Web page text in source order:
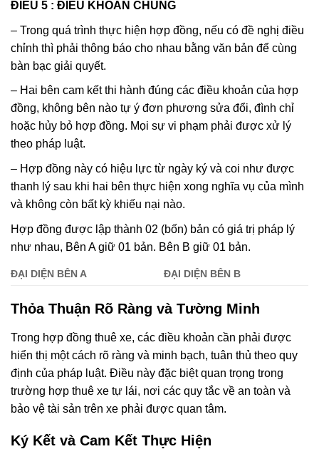
ĐIỀU 5 : ĐIỀU KHOẢN CHUNG
– Trong quá trình thực hiện hợp đồng, nếu có đề nghị điều
chỉnh thì phải thông báo cho nhau bằng văn bản để cùng
bàn bạc giải quyết.
– Hai bên cam kết thi hành đúng các điều khoản của hợp
đồng, không bên nào tự ý đơn phương sửa đổi, đình chỉ
hoặc hủy bỏ hợp đồng. Mọi sự vi phạm phải được xử lý
theo pháp luật.
– Hợp đồng này có hiệu lực từ ngày ký và coi như được
thanh lý sau khi hai bên thực hiện xong nghĩa vụ của mình
và không còn bất kỳ khiếu nại nào.
Hợp đồng được lập thành 02 (bốn) bản có giá trị pháp lý
như nhau, Bên A giữ 01 bản. Bên B giữ 01 bản.
ĐẠI DIỆN BÊN A ĐẠI DIỆN BÊN B
Thỏa Thuận Rõ Ràng và Tường Minh
Trong hợp đồng thuê xe, các điều khoản cần phải được
hiển thị một cách rõ ràng và minh bạch, tuân thủ theo quy
định của pháp luật. Điều này đặc biệt quan trọng trong
trường hợp thuê xe tự lái, nơi các quy tắc về an toàn và
bảo vệ tài sản trên xe phải được quan tâm.
Ký Kết và Cam Kết Thực Hiện